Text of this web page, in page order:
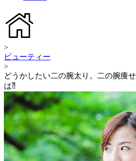
>
ビューティー
>
どうかしたい二の腕太り。二の腕痩
は⁈